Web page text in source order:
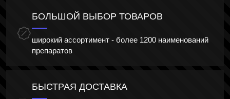
БОЛЬШОЙ ВЫБОР ТОВАРОВ
широкий ассортимент - более 1200 наименований
препаратов
БЫСТРАЯ ДОСТАВКА